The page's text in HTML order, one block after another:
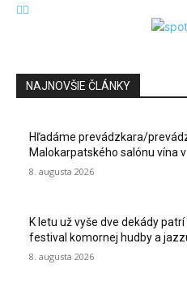
NAJNOVŠIE ČLÁNKY
Hľadáme prevádzkara/
Malokarpatského salónu vína
8. augusta 2026
K letu už vyše dve dekády
festival komornej hudby a
8. augusta 2026